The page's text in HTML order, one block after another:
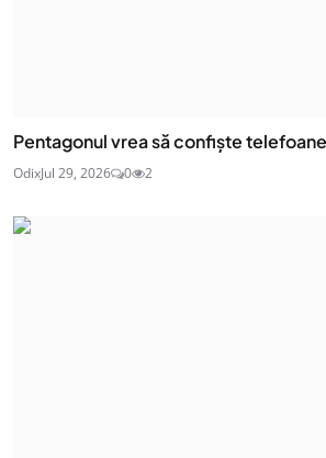
Pentagonul vrea să confiște
OdixJul 29, 2026 0 2